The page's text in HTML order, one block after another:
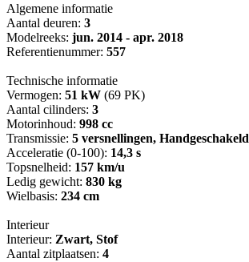
Algemene informatie
Aantal deuren: 3
Modelreeks: jun. 2014 - apr. 2018
Referentienummer: 557
Technische informatie
Vermogen: 51 kW (69 PK)
Aantal cilinders: 3
Motorinhoud: 998 cc
Transmissie: 5 versnellingen, Handgeschakeld
Acceleratie (0-100): 14,3 s
Topsnelheid: 157 km/u
Ledig gewicht: 830 kg
Wielbasis: 234 cm
Interieur
Interieur: Zwart, Stof
Aantal zitplaatsen: 4